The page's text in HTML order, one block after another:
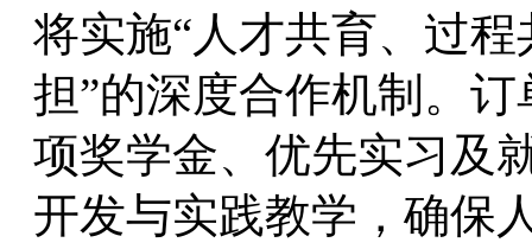
将实施“人才共育、过
担”的深度合作机制。
项奖学金、优先实习及
开发与实践教学，确保